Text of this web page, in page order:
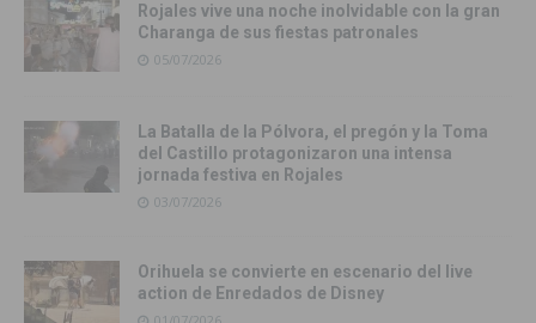
Rojales vive una noche inolvidable con la gran
Charanga de sus fiestas patronales
05/07/2026
La Batalla de la Pólvora, el pregón y la Toma
del Castillo protagonizaron una intensa
jornada festiva en Rojales
03/07/2026
Orihuela se convierte en escenario del live
action de Enredados de Disney